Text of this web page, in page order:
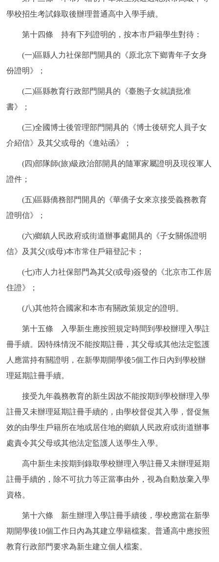
學校招生考試錄取後辦理普通高中入學手續。
第十四條 持有下列證明的，按本市戶籍學生對待：
(一)區縣人力社保部門開具的《原北京下鄉青年子女身
份證明》；
(二)區縣教育行政部門開具的《臺胞子女就讀批准
書》；
(三)全國博士後管理部門開具的《博士後研究人員子女
介紹信》及其父或母的《進站函》；
(四)部隊師(旅)級政治部開具的隨軍家屬證明及現役軍人
證件；
(五)區縣僑務部門開具的《華僑子女來京接受義務教育
證明信》；
(六)鄉鎮人民政府或街道辦事處開具的《子女關係證明
信》及其父(或母)本市常住戶籍登記卡；
(七)市人力社保部門為其父(或母)簽發的《北京市工作居
住證》；
(八)其他符合國家和本市有關政策規定的證明。
第十五條 入學新生應按照規定時間到學校辦理入學註
冊手續。因特殊情況不能按期註冊，其父母或其他法定監護
人應當持有關證明，在新學期開學後5個工作日內到學校辦
理延期註冊手續。
接受九年義務教育的新生因故不能按期到學校辦理入學
註冊又未辦理延期註冊手續的，由學校督促其入學，督促無
效的由學生戶籍所在地或居住地的鄉鎮人民政府或街道辦事
處責令其父母或其他法定監護人送學生入學。
高中新生未按期到錄取學校辦理入學註冊又未辦理延期
註冊手續的，除不可抗力等正當事由外，視為自動放棄入學
資格。
第十六條 新生辦理入學註冊手續後，學校應當在新學
期開學後10個工作日內為其建立學籍檔案。普通高中應按照
教育行政部門要求為新生建立個人檔案。